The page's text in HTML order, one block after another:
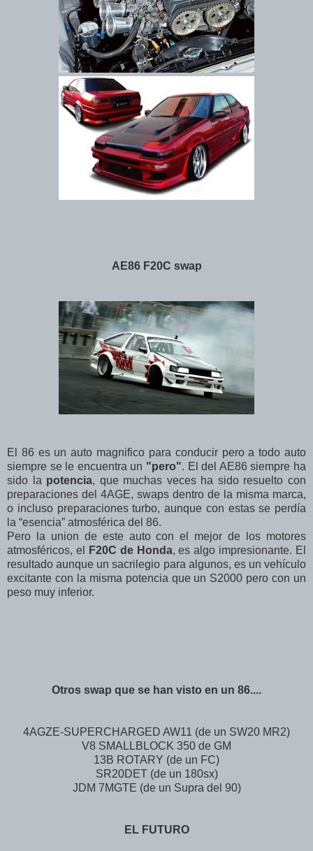
AE86 F20C swap
El 86 es un auto magnifico para conducir pero a todo auto
siempre se le encuentra un "pero". El del AE86 siempre ha
sido la potencia, que muchas veces ha sido resuelto con
preparaciones del 4AGE, swaps dentro de la misma marca,
o incluso preparaciones turbo, aunque con estas se perdía
la “esencia” atmosférica del 86.
Pero la union de este auto con el mejor de los motores
atmosféricos, el
F20C de Honda, es algo impresionante. El
resultado aunque un sacrilegio para algunos, es un vehículo
excitante con la misma potencia que un S2000 pero con un
peso muy inferior.
Otros swap que se han visto en un 86....
4AGZE-SUPERCHARGED AW11 (de un SW20 MR2)
V8 SMALLBLOCK 350 de GM
13B ROTARY (de un FC)
SR20DET (de un 180sx)
JDM 7MGTE (de un Supra del 90)
EL FUTURO